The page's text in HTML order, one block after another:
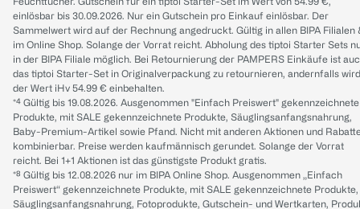
einlösbar bis 30.09.2026. Nur ein Gutschein pro Einkauf einlösbar. Der
Sammelwert wird auf der Rechnung angedruckt. Gültig in allen BIPA Filialen
im Online Shop. Solange der Vorrat reicht. Abholung des tiptoi Starter Sets
in der BIPA Filiale möglich. Bei Retournierung der PAMPERS Einkäufe ist
das tiptoi Starter-Set in Originalverpackung zu retournieren, andernfalls wird
der Wert iHv 54.99 € einbehalten.
*⁴ Gültig bis 19.08.2026. Ausgenommen "Einfach Preiswert" gekennzeichnete
Produkte, mit SALE gekennzeichnete Produkte, Säuglingsanfangsnahrung,
Baby-Premium-Artikel sowie Pfand. Nicht mit anderen Aktionen und
kombinierbar. Preise werden kaufmännisch gerundet. Solange der Vorrat
reicht. Bei 1+1 Aktionen ist das günstigste Produkt gratis.
*⁸ Gültig bis 12.08.2026 nur im BIPA Online Shop. Ausgenommen „Einfach
Preiswert“ gekennzeichnete Produkte, mit SALE gekennzeichnete Produkte,
Säuglingsanfangsnahrung, Fotoprodukte, Gutschein- und Wertkarten,